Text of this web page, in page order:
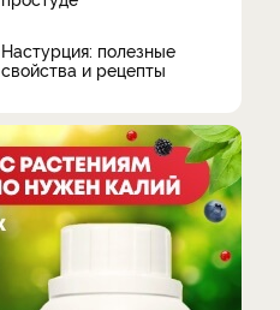
Настурция: полезные
свойства и рецепты